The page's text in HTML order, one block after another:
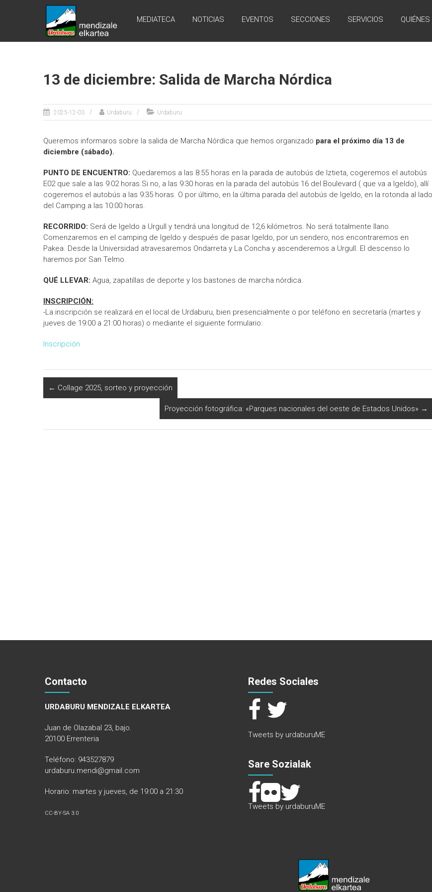
URDABURU
Grupo
MEDIATECA NOTICIAS EVENTOS SECCIONES SERVICIOS
13 de diciembre: Salida de Marcha Nórdica
2025-12-03 Urdaburu Urdaburu
Queremos informaros sobre la salida de Marcha Nórdica que hemos organizado para el próximo día 13 de
diciembre (sábado).
PUNTO DE ENCUENTRO: Quedaremos a las 8:55 horas en la parada de autobús de Iztieta, cogeremos el autobús
E02 que sale a las 9:02 horas.Si no, a las 9:30 horas en la parada del autobús 16 del Boulevard ( que va a lgeldo), allí
cogeremos el autobús a las 9:35 horas. O por último, en la última parada del autobús de Igeldo, en la rotonda al lado
del Camping a las 10:00 horas.
RECORRIDO: Será de Igeldo a Urgull y tendrá una longitud de 12,6 kilómetros. No será totalmente llano.
Comenzaremos en el camping de Igeldo y después de pasar Igeldo, por un sendero, nos encontraremos en
Pakea. Desde la Universidad atravesaremos Ondarreta y La Concha y ascenderemos a Urgull. El descenso lo
haremos por San Telmo.
QUÉ LLEVAR: Agua, zapatillas de deporte y los bastones de marcha nórdica.
INSCRIPCIÓN:
-La inscripción se realizará en el local de Urdaburu, bien presencialmente o por teléfono en secretaría (martes y
jueves de 19:00 a 21:00 horas) o mediante el siguiente formulario:
Inscripción
← Collage 2025, sorteo y proyección
Proyección fotográfica: «Parques nacionales del oeste de Estados Unidos» →
Contacto
URDABURU MENDIZALE ELKARTEA
Juan de Olazabal 23, bajo.
20100 Errenteria
Teléfono: 943527879
urdaburu.mendi@gmail.com
Horario: martes y jueves, de 19:00 a 21:30
CC-BY-SA 3.0
Redes Sociales
Tweets by urdaburuME
Sare Sozialak
Tweets by urdaburuME